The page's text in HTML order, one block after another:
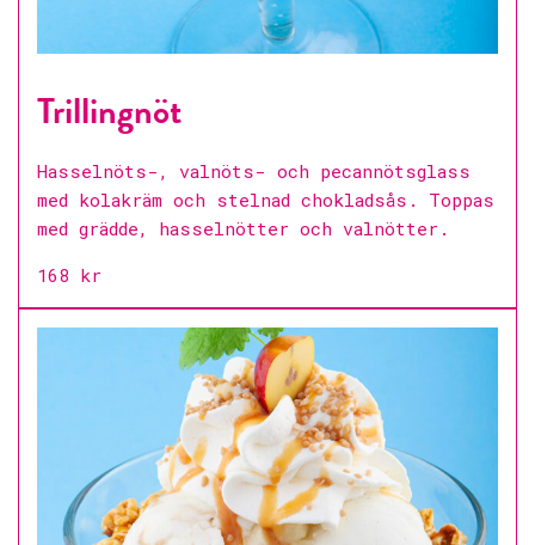
Trillingnöt
Hasselnöts-, valnöts- och pecannötsglass
med kolakräm och stelnad chokladsås. Toppas
med grädde, hasselnötter och valnötter.
168 kr